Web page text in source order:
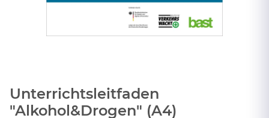
Unterrichtsleitfaden
"Alkohol&Drogen" (A4)